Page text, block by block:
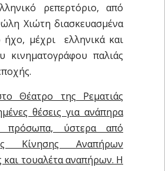
ρεπερτόριο, από
Χιώτη διασκευασμένα
μέχρι ελληνικά και
κινηματογράφου παλιάς
Θέατρο της Ρεματιάς
θέσεις για ανάπηρα
πρόσωπα, ύστερα από
Κίνησης Αναπήρων
τουαλέτα αναπήρων. Η